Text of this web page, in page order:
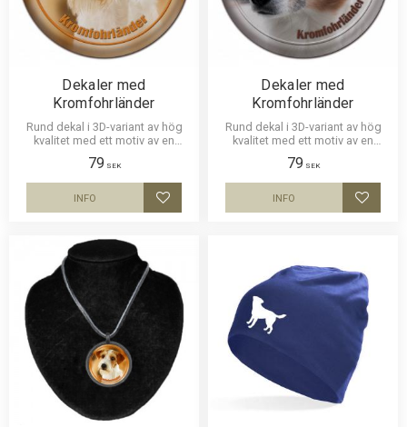
Dekaler med
Kromfohrländer
Rund dekal i 3D-variant av hög
kvalitet med ett motiv av en
storlekar 10 cm , 15 cm och 30
cm i diameter.
79 SEK
Lägg till i favoriter
INFO
Dekaler med
Kromfohrländer
Rund dekal i 3D-variant av hög
kvalitet med ett motiv av en
storlekar 10 cm och 15 cm i
diameter.
79 SEK
Lägg
INFO